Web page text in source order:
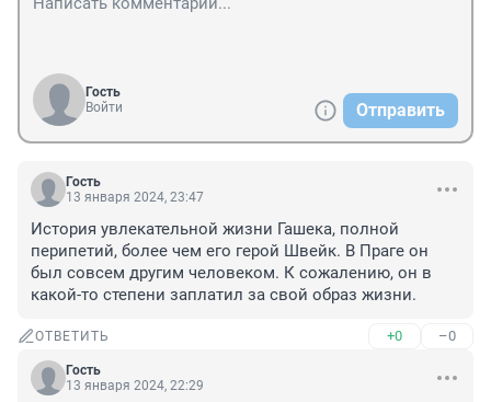
Гость
Войти
Отправить
Гость
13 января 2024, 23:47
История увлекательной жизни Гашека, полной
перипетий, более чем его герой Швейк. В Праге он
был совсем другим человеком. К сожалению, он в
какой-то степени заплатил за свой образ жизни.
ОТВЕТИТЬ +0 –0
Гость
13 января 2024, 22:29